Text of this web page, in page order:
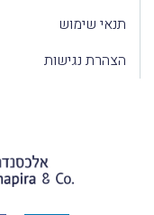
תנאי שימוש
הצהרת נגישות